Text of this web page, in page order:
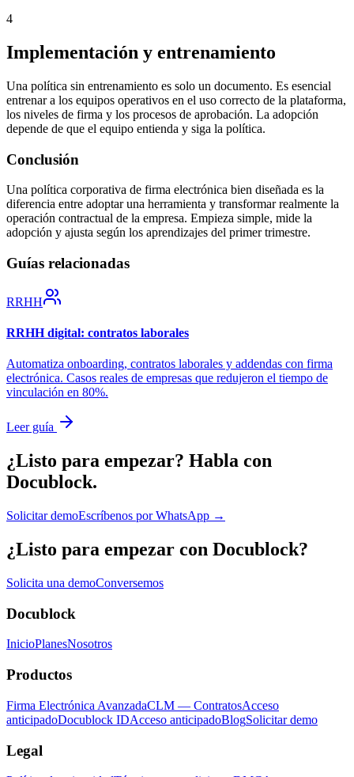
4
Implementación y entrenamiento
Una política sin entrenamiento es solo un documento. Es esencial
entrenar a los equipos operativos en el uso correcto de la plataforma,
los niveles de firma y los procesos de aprobación. La adopción
depende de que el equipo entienda y siga la política.
Conclusión
Una política corporativa de firma electrónica bien diseñada es la
diferencia entre adoptar una herramienta y transformar realmente la
operación contractual de la empresa. Empieza simple, mide la
adopción y ajusta según los aprendizajes del primer trimestre.
Guías relacionadas
RRHH
RRHH digital: contratos laborales
Automatiza onboarding, contratos laborales y addendas con firma
electrónica. Casos reales de empresas que redujeron el tiempo de
vinculación en 80%.
Leer guía
¿Listo para empezar? Habla con
Docublock.
Solicitar demoEscríbenos por WhatsApp →
¿Listo para empezar con Docublock?
Solicita una demoConversemos
Docublock
InicioPlanesNosotros
Productos
Firma Electrónica AvanzadaCLM — ContratosAcceso
anticipadoDocublock IDAcceso anticipadoBlogSolicitar demo
Legal